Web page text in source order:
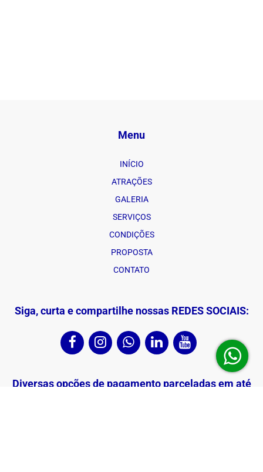
Menu
INÍCIO
ATRAÇÕES
GALERIA
SERVIÇOS
CONDIÇÕES
PROPOSTA
CONTATO
Siga, curta e compartilhe nossas REDES SOCIAIS:
Diversas opções de pagamento parceladas em até